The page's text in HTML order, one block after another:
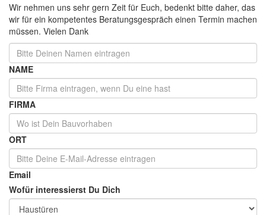
Wir nehmen uns sehr gern Zeit für Euch, bedenkt bitte daher, das
wir für ein kompetentes Beratungsgespräch einen Termin machen
müssen. Vielen Dank
NAME
FIRMA
ORT
Email
Wofür interessierst Du Dich